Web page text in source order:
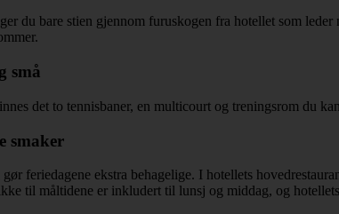
du bare stien gjennom furuskogen fra hotellet som
små
det to tennisbaner, en multicourt og treningsrom du
smaker
feriedagene ekstra behagelige. I hotellets
til måltidene er inkludert til lunsj og middag, og